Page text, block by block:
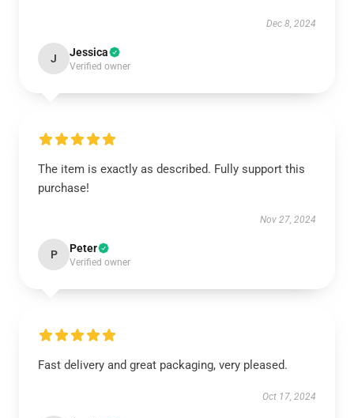
Dec 8, 2024
J Jessica
Verified owner
The item is exactly as described. Fully support this
purchase!
Nov 27, 2024
P Peter
Verified owner
Fast delivery and great packaging, very pleased.
Oct 17, 2024